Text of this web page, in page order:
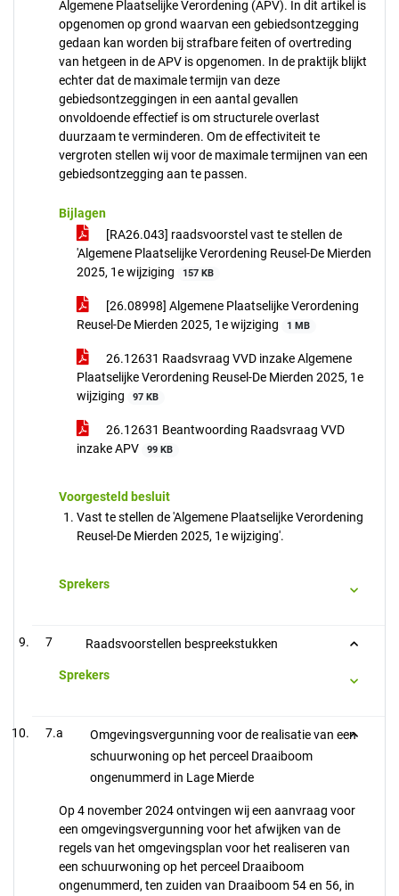
Algemene Plaatselijke Verordening (APV). In dit artikel is
opgenomen op grond waarvan een gebiedsontzegging
gedaan kan worden bij strafbare feiten of overtreding
van hetgeen in de APV is opgenomen. In de praktijk blijkt
echter dat de maximale termijn van deze
gebiedsontzeggingen in een aantal gevallen
onvoldoende effectief is om structurele overlast
duurzaam te verminderen. Om de effectiviteit te
vergroten stellen wij voor de maximale termijnen van een
gebiedsontzegging aan te passen.
Bijlagen
[RA26.043] raadsvoorstel vast te stellen de
'Algemene Plaatselijke Verordening Reusel-De Mierden
2025, 1e wijziging
157 KB
[26.08998] Algemene Plaatselijke Verordening
Reusel-De Mierden 2025, 1e wijziging
1 MB
26.12631 Raadsvraag VVD inzake Algemene
Plaatselijke Verordening Reusel-De Mierden 2025, 1e
wijziging
97 KB
26.12631 Beantwoording Raadsvraag VVD
inzake APV
99 KB
Voorgesteld besluit
Vast te stellen de 'Algemene Plaatselijke Verordening
Reusel-De Mierden 2025, 1e wijziging'.
Sprekers
7 Raadsvoorstellen bespreekstukken
Sprekers
7.a
Omgevingsvergunning voor de realisatie van een
schuurwoning op het perceel Draaiboom
ongenummerd in Lage Mierde
Op 4 november 2024 ontvingen wij een aanvraag voor
een omgevingsvergunning voor het afwijken van de
regels van het omgevingsplan voor het realiseren van
een schuurwoning op het perceel Draaiboom
ongenummerd, ten zuiden van Draaiboom 54 en 56, in